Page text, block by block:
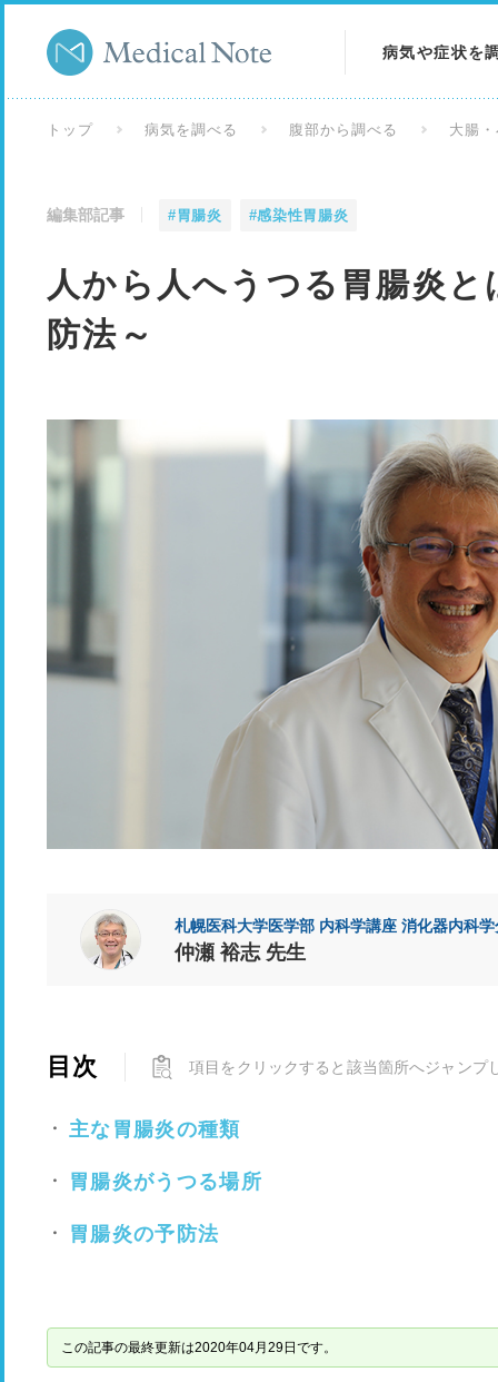
病気や症状を
トップ 病気を調べる 腹部から調べる 大腸
編集部記事 #胃腸炎 #感染性胃腸炎
人から人へうつる胃腸炎
防法～
札幌医科大学医学部 内科学講座 消化器内科
仲瀬 裕志 先生
目次 項目をクリックすると該当箇所へジャンプ
主な胃腸炎の種類
胃腸炎がうつる場所
胃腸炎の予防法
この記事の最終更新は2020年04月29日です。